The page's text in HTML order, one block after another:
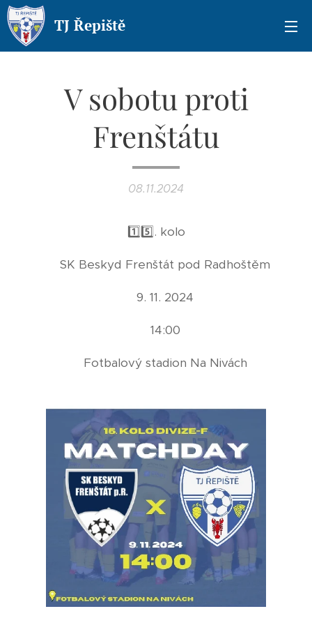
TJ Řepiště
V sobotu proti
Frenštátu
08.11.2024
1️⃣5️⃣. kolo
⚔️ SK Beskyd Frenštát pod Radhoštěm
📅 9. 11. 2024
⏰ 14:00
📍 Fotbalový stadion Na Nivách